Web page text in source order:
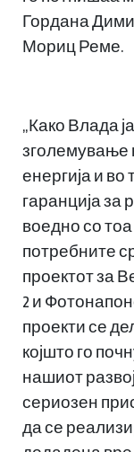
Гордана
Мориц Реме.
„Како Влада
зголемување
енергија и во
гаранција за
воедно со
потребните
проектот за
2 и
проекти се
којшто го
нашиот
сериозен
да се